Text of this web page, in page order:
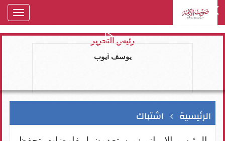
رئيس التحرير
يوسف ايوب
الرئيسية اشتباك